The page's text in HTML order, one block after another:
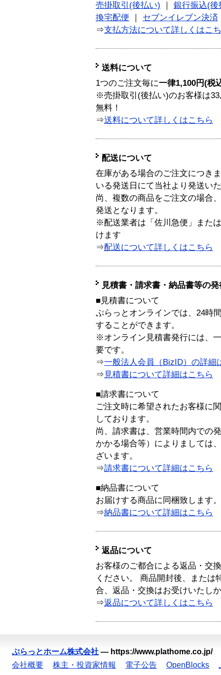
売掛取引(後払い)
銀行振込(後
換宅配便
セブンイレブン決済
⇒支払方法について詳しくはこ
送料について
1つのご注文毎に一律1,100円(税
※売掛取引(後払い)のお客様は
無料！
⇒送料について詳しくはこちら
配送について
在庫がある場合のご注文につき
いる発送日にて当社より発送い
尚、複数の商品をご注文の場合
発送となります。
※配送業者は「佐川急便」また
けます
⇒配送について詳しくはこちら
見積書・請求書・納品書等の
■見積書について
ぷらっとオンラインでは、24時
することができます。
※オンライン見積書発行には、
要です。
⇒一般法人会員（BizID）の詳細
⇒ 見積書について詳細はこちら
■請求書について
ご注文時に希望されたお客様に
しております。
尚、請求書は、営業時間内での
かかる場合等）によりましては
ざいます。
⇒請求書について詳細はこちら
■納品書について
お届けする商品に同梱致します。
⇒納品書について詳細はこちら
返品について
お客様のご都合による返品・交
ください。 商品開封後、または
合、返品・交換はお受けいたし
⇒返品について詳しくはこちら
ぷらっとホーム株式会社 — https://www.plathome.co.jp/
会社概要
株主・投資家情報 電子公告 OpenBlocks